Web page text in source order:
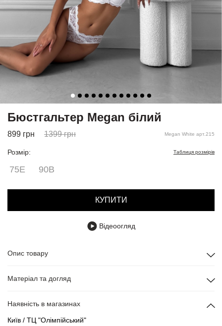
Бюстгальтер Megan білий
899 грн 1399грн Megan White арт.215
Розмір: Таблиця розмірів
75Е 90B
КУПИТИ
Відеоогляд
Опис товару
Матеріал та догляд
Наявність в магазинах
Київ / ТЦ "Олімпійський"